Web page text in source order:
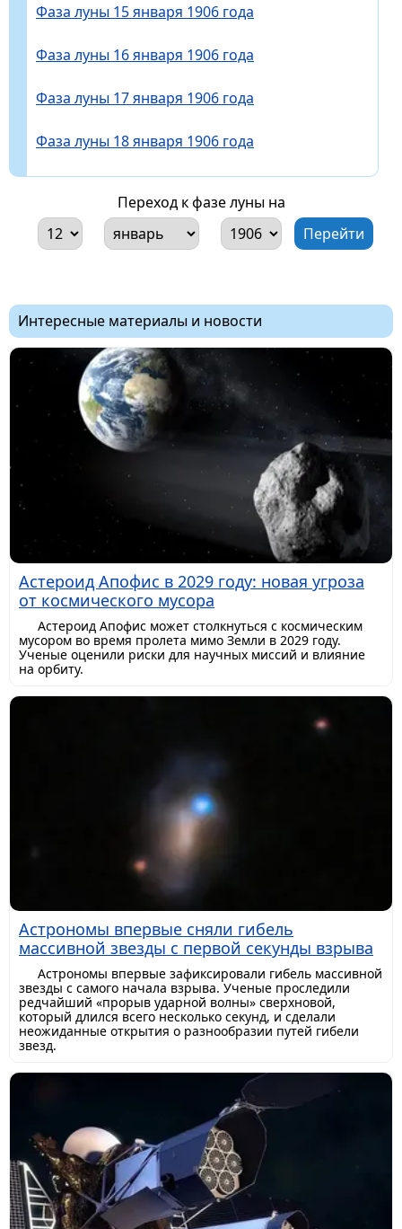
Фаза луны 15 января 1906 года
Фаза луны 16 января 1906 года
Фаза луны 17 января 1906 года
Фаза луны 18 января 1906 года
Переход к фазе луны на
Интересные материалы и новости
Астероид Апофис в 2029 году: новая угроза
от космического мусора
Астероид Апофис может столкнуться с космическим
мусором во время пролета мимо Земли в 2029 году.
Ученые оценили риски для научных миссий и влияние
на орбиту.
Астрономы впервые сняли гибель
массивной звезды с первой секунды взрыва
Астрономы впервые зафиксировали гибель массивной
звезды с самого начала взрыва. Ученые проследили
редчайший «прорыв ударной волны» сверхновой,
который длился всего несколько секунд, и сделали
неожиданные открытия о разнообразии путей гибели
звезд.